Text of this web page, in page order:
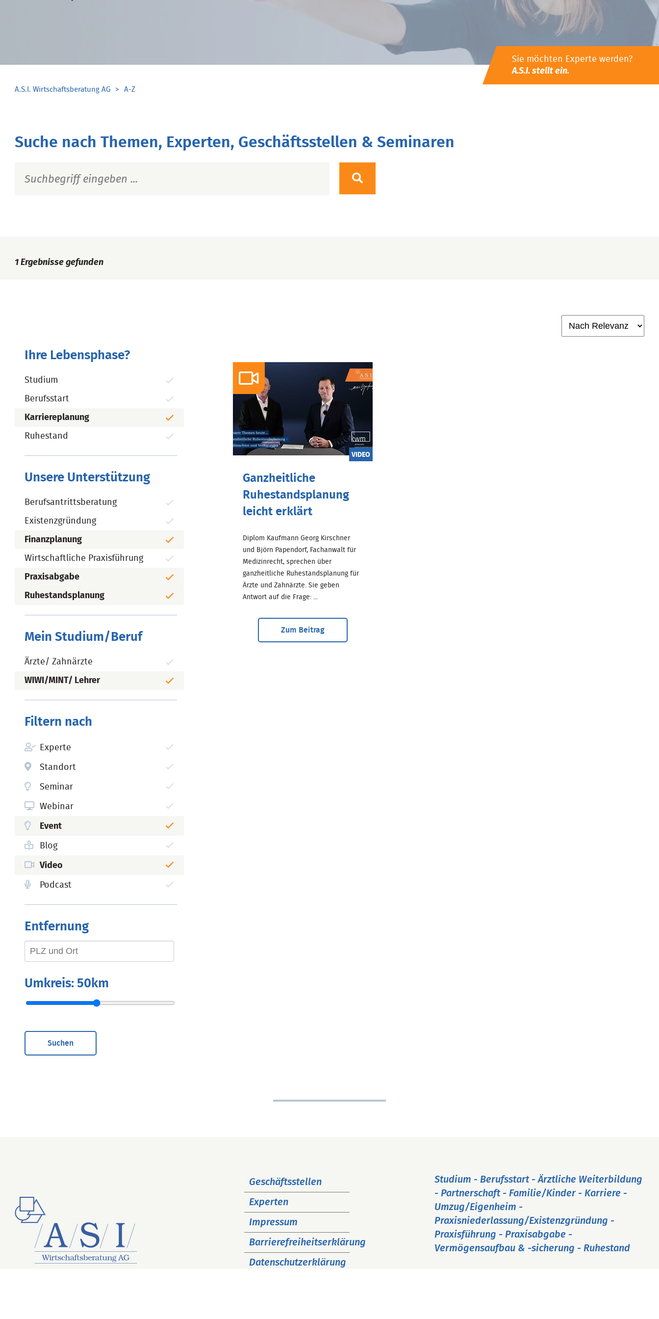
Sie möchten Experte werden?
A.S.I. stellt ein.
A.S.I. Wirtschaftsberatung AG A-Z
Suche nach Themen, Experten, Geschäftsstellen & Seminaren
1 Ergebnisse gefunden
Ihre Lebensphase?
Studium
Berufsstart
Karriereplanung
Ruhestand
Unsere Unterstützung
Berufsantrittsberatung
Existenzgründung
Finanzplanung
Wirtschaftliche Praxisführung
Praxisabgabe
Ruhestandsplanung
Mein Studium/Beruf
Ärzte/ Zahnärzte
WIWI/MINT/ Lehrer
Filtern nach
Experte
Standort
Seminar
Webinar
Event
Blog
Video
Podcast
Entfernung
Umkreis: 50km
Suchen
VIDEO
Ganzheitliche
Ruhestandsplanung
leicht erklärt
Diplom Kaufmann Georg Kirschner
und Björn Papendorf, Fachanwalt für
Medizinrecht, sprechen über
ganzheitliche Ruhestandsplanung für
Ärzte und Zahnärzte. Sie geben
Antwort auf die Frage: ...
Zum Beitrag
überspringen
Geschäftsstellen
Experten
Impressum
Barrierefreiheitserklärung
Datenschutzerklärung
Studium - Berufsstart - Ärztliche Weiterbildung
- Partnerschaft - Familie/Kinder - Karriere -
Umzug/Eigenheim -
Praxisniederlassung/Existenzgründung -
Praxisführung - Praxisabgabe -
Vermögensaufbau & -sicherung - Ruhestand